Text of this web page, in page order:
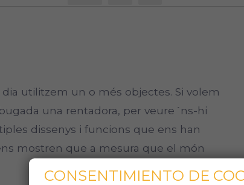
utilitzem un o més objectes. Si volem
una rentadora, per veure´ns-hi
dissenys i funcions que ens han
mostren que a mesura que el món
CONSENTIMIENTO DE